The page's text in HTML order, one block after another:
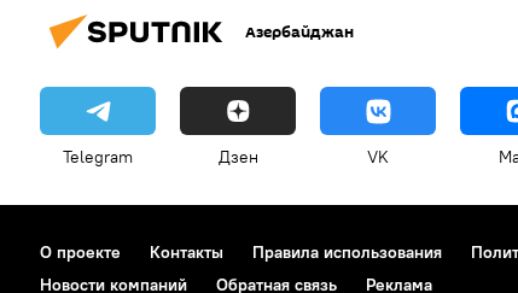
Азербайджан
Telegram Дзен VK
О проекте Контакты Правила использования
Новости компаний
Обратная связь Реклама